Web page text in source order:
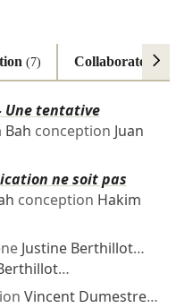
(7) Collaborateur
Une tentative
Bah conception Juan
ne soit pas
conception Hakim
Justine Berthillot…
…
Vincent Dumestre…